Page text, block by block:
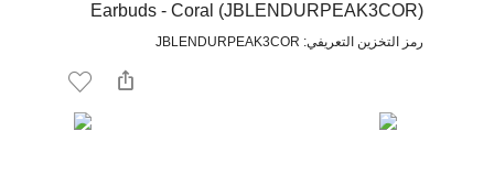
Earbuds - Coral (JBLENDURPEAK3COR)
رمز التخزين التعريفي: JBLENDURPEAK3COR